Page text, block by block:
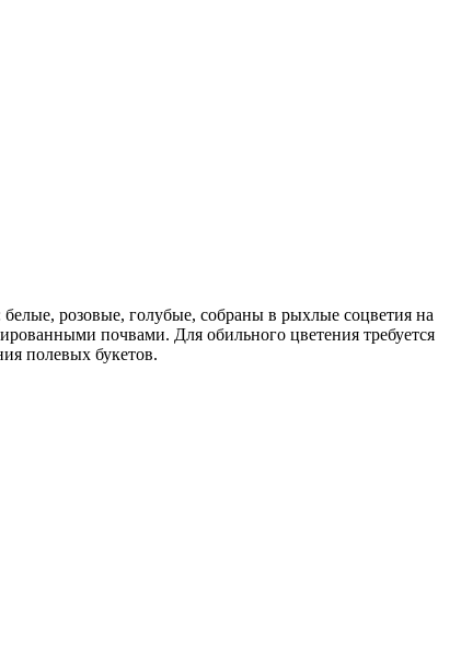
розовые, голубые, собраны в рыхлые соцветия на
почвами. Для обильного цветения требуется
полевых букетов.